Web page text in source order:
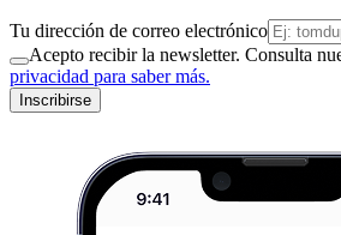
Tu dirección de correo electrónico
Acepto recibir la newsletter. Consulta
privacidad para saber más.
Inscribirse